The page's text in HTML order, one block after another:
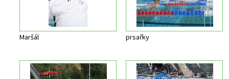
Maršál prsařky